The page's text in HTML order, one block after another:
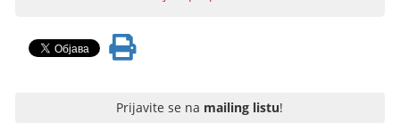
Prijavite se na mailing listu!